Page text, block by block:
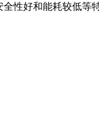
性好和能耗较低等特